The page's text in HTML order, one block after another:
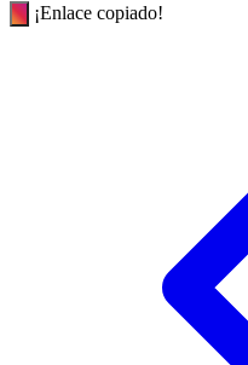
¡Enlace copiado!